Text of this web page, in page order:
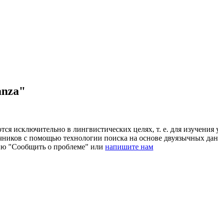
исключительно в лингвистических целях, т. е. для
с помощью технологии поиска на основе двуязычных
"Сообщить о проблеме" или напишите нам